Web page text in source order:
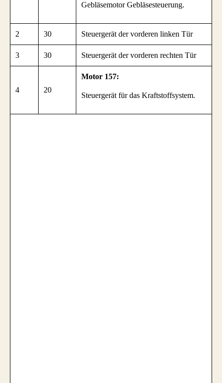
Gebläsemotor Gebläsesteuerung.
2 30 Steuergerät der vorderen linken Tür
3 30 Steuergerät der vorderen rechten Tür
4 20
Motor 157:
Steuergerät für das Kraftstoffsystem.